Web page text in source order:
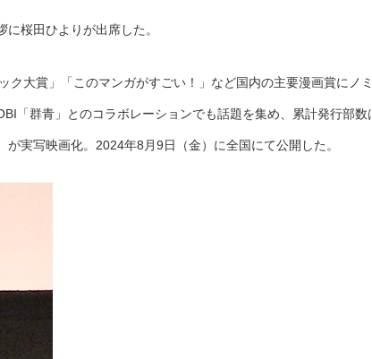
桜田ひよりが出席した。
大賞」「このマンガがすごい！」など国内の主要漫画賞にノ
「群青」とのコラボレーションでも話題を集め、累計発行部数
実写映画化。2024年8月9日（金）に全国にて公開した。